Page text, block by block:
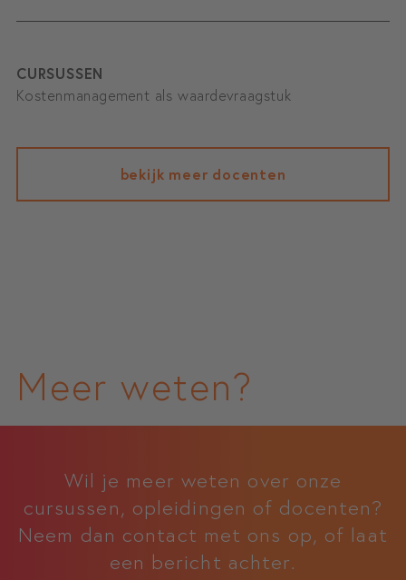
CURSUSSEN
Kostenmanagement als waardevraagstuk
bekijk meer docenten
Meer weten?
Wil je meer weten over onze
cursussen, opleidingen of docenten?
Neem dan contact met ons op, of laat
een bericht achter.